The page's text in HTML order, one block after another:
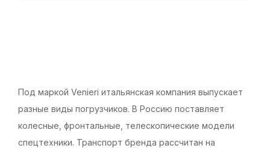
Под маркой Venieri итальянская компания выпускает
разные виды погрузчиков. В Россию поставляет
колесные, фронтальные, телескопические модели
спецтехники. Транспорт бренда рассчитан на